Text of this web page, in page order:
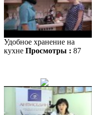
Удобное хранение на
кухне Просмотры : 87